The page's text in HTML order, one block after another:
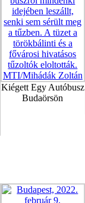
Kiégett Egy Autóbusz
Budaörsön